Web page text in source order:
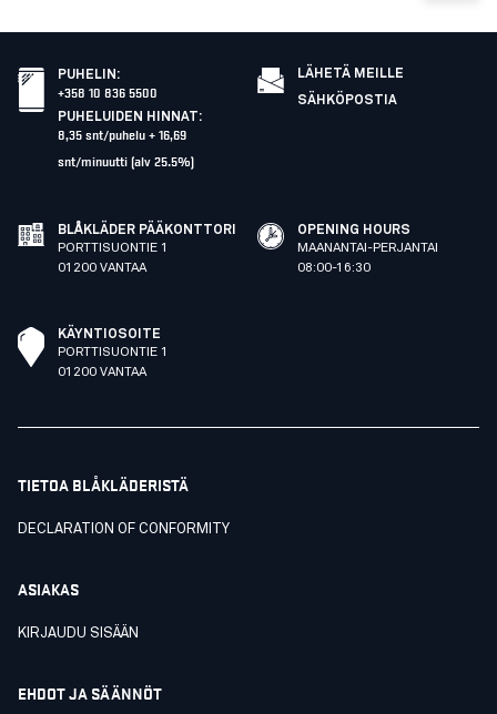
PUHELIN :
+358 10 836 5500
PUHELUIDEN HINNAT:
8,35 snt/puhelu + 16,69
snt/minuutti (alv 25.5%)
LÄHETÄ MEILLE
SÄHKÖPOSTIA
BLÅKLÄDER PÄÄKONTTORI
PORTTISUONTIE 1
01200 VANTAA
OPENING HOURS
MAANANTAI-PERJANTAI
08:00-16:30
KÄYNTIOSOITE
PORTTISUONTIE 1
01200 VANTAA
TIETOA BLÅKLÄDERISTÄ
DECLARATION OF CONFORMITY
ASIAKAS
KIRJAUDU SISÄÄN
EHDOT JA SÄÄNNÖT